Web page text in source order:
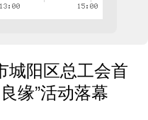
城阳区总工会首
缘”活动落幕